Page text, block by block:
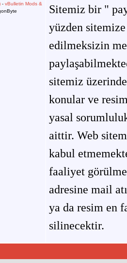
- vBulletin Mods &
Sitemiz bir "
yüzden
edilmeksizin
sitemiz
konular ve
yasal
aittir. Web
kabul
faaliyet
adresine mail
ya da resim en
silinecektir.